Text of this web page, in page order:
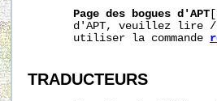
Page des bogues d'APT
d'APT, veuillez lire
       utiliser la commande
TRADUCTEURS